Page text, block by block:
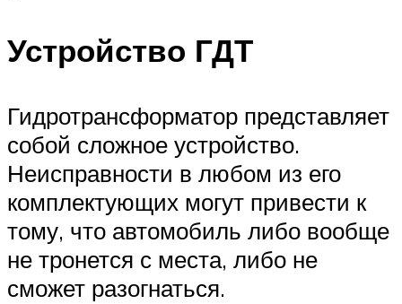
Устройство ГДТ
Гидротрансформатор представляет
собой сложное устройство.
Неисправности в любом из его
комплектующих могут привести к
тому, что автомобиль либо вообще
не тронется с места, либо не
сможет разогнаться.